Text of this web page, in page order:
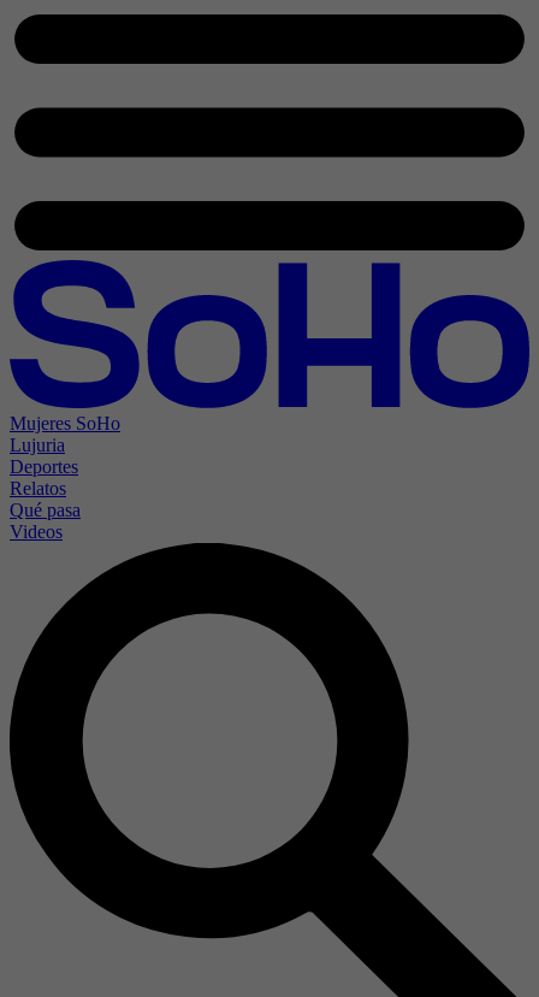
Mujeres SoHo
Lujuria
Deportes
Relatos
Qué pasa
Videos